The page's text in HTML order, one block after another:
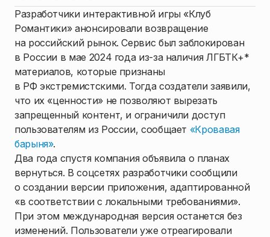
Разработчики интерактивной игры «Клуб
Романтики» анонсировали возвращение
на российский рынок. Сервис был заблокирован
в России в мае 2024 года из-за наличия ЛГБТК+*
материалов, которые признаны
в РФ экстремистскими. Тогда создатели заявили,
что их «ценности» не позволяют вырезать
запрещенный контент, и ограничили доступ
пользователям из России, сообщает «Кровавая
барыня».
Два года спустя компания объявила о планах
вернуться. В соцсетях разработчики сообщили
о создании версии приложения, адаптированной
«в соответствии с локальными требованиями».
При этом международная версия останется без
изменений. Пользователи уже отреагировали